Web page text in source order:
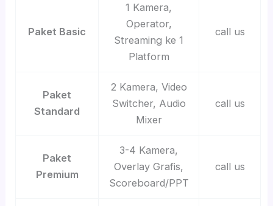
Paket Basic
1 Kamera,
Operator,
Streaming ke 1
Platform
call us
Paket
Standard
2 Kamera, Video
Switcher, Audio
Mixer
call us
Paket
Premium
3-4 Kamera,
Overlay Grafis,
Scoreboard/PPT
call us